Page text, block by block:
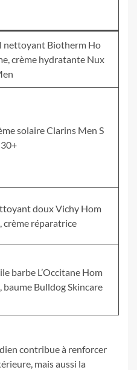
nettoyant Biotherm Ho
crème hydratante Nux
solaire Clarins Men S
doux Vichy Hom
crème réparatrice
barbe L’Occitane Hom
baume Bulldog Skincare
contribue à renforcer
mais aussi la